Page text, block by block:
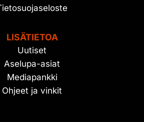
LISÄTIETOA
Uutiset
Aselupa-asiat
Mediapankki
Ohjeet ja vinkit